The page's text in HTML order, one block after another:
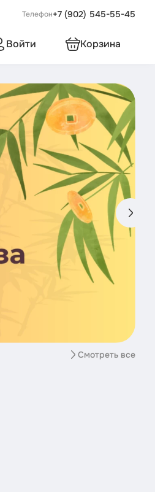
Телефон+7 (902) 545-55-45
Войти Корзина
Смотреть все